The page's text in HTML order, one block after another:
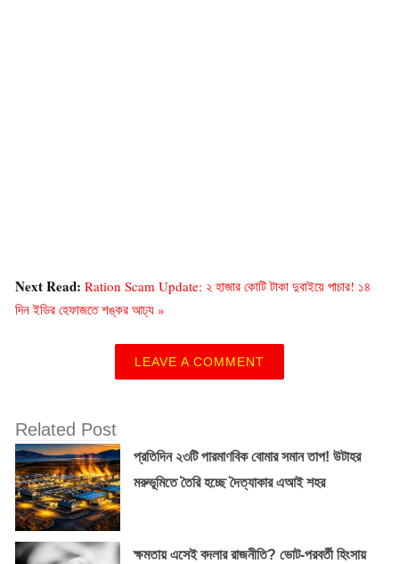
Next Read: Ration Scam Update: ২ হাজার কোটি টাকা দুবাইয়ে পাচার! ১৪
দিন ইডির হেফাজতে শঙ্কর আঢ্য »
LEAVE A COMMENT
Related Post
প্রতিদিন ২৩টি পারমাণবিক বোমার সমান তাপ! উটাহর
মরুভূমিতে তৈরি হচ্ছে দৈত্যাকার এআই শহর
ক্ষমতায় এসেই বদলার রাজনীতি? ভোট-পরবর্তী হিংসায়